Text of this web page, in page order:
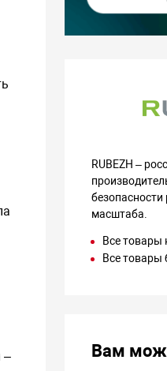
–
RUBEZH –
безопасности
масштаба.
Все товары
Все товары
Вам